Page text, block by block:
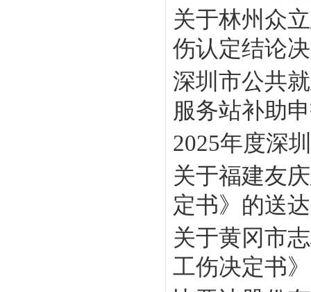
关于林州众
伤认定结论
深圳市公共
服务站补助
2025年度深
关于福建友
定书》的送
关于黄冈市
工伤决定书